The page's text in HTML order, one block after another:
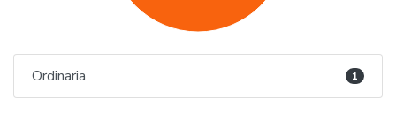
Ordinaria 1